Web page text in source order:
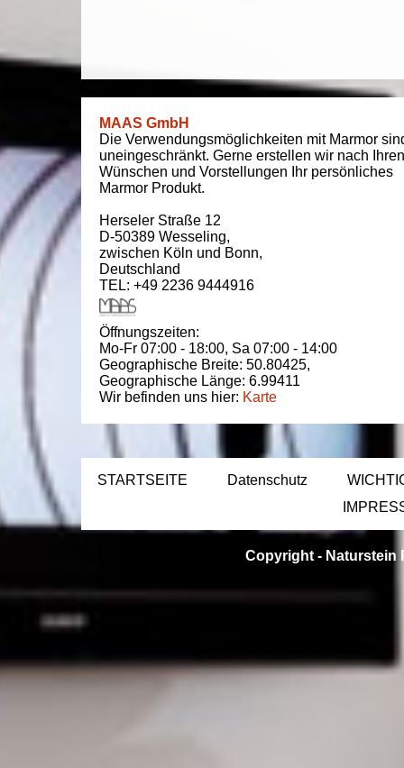
MAAS GmbH
Die Verwendungsmöglichkeiten mit Marmor
uneingeschränkt. Gerne erstellen wir nach Ihren
Wünschen und Vorstellungen Ihr persönliches
Marmor Produkt.
Herseler Straße 12
D-50389 Wesseling,
zwischen Köln und Bonn,
Deutschland
TEL: +49 2236 9444916
Öffnungszeiten:
Mo-Fr 07:00 - 18:00, Sa 07:00 - 14:00
Geographische Breite: 50.80425,
Geographische Länge: 6.99411
Wir befinden uns hier: Karte
STARTSEITE Datenschutz
Copyright - Naturstein